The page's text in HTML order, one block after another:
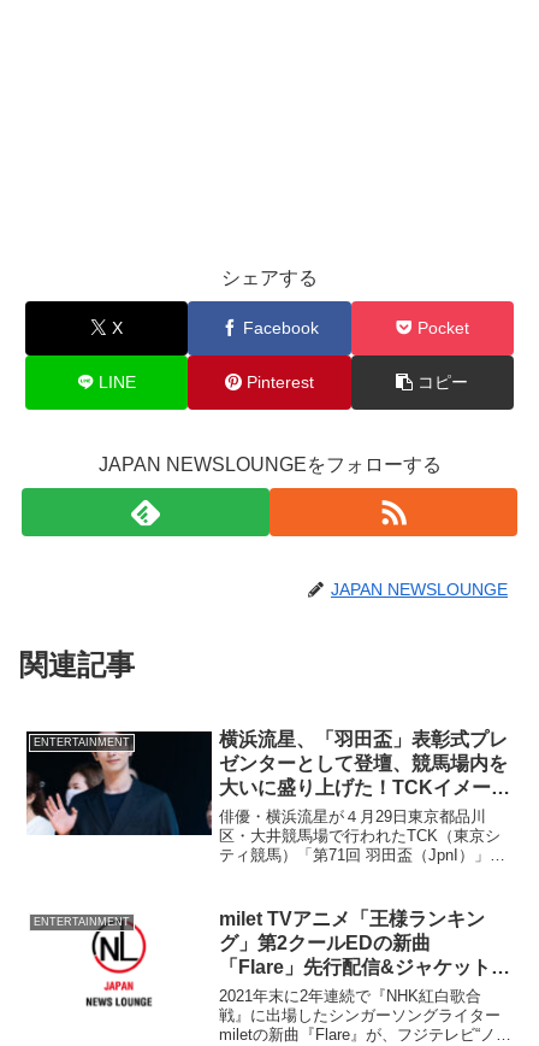
シェアする
X Facebook Pocket
LINE Pinterest コピー
JAPAN NEWSLOUNGEをフォローする
JAPAN NEWSLOUNGE
関連記事
ENTERTAINMENT
横浜流星、「羽田盃」表彰式プレ
ゼンターとして登壇、競馬場内を
大いに盛り上げた！TCKイメージ
キャラクターを務める
俳優・横浜流星が４月29日東京都品川
区・大井競馬場で行われたTCK（東京シ
ティ競馬）「第71回 羽田盃（JpnI）」の
京シティ競馬）イメージキャラクターを
務めている。
ENTERTAINMENT
milet TVアニメ「王様ランキン
グ」第2クールEDの新曲
「Flare」先行配信&ジャケット写
真初公開
2021年末に2年連続で『NHK紅白歌合
戦』に出場したシンガーソングライター
miletの新曲『Flare』が、フジテレビ“ノイ